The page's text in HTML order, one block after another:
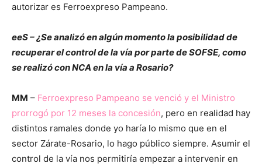
autorizar es Ferroexpreso Pampeano.
eeS – ¿Se analizó en algún momento la posibilidad de
recuperar el control de la vía por parte de SOFSE, como
se realizó con NCA en la vía a Rosario?
MM – Ferroexpreso Pampeano se venció y el Ministro
prorrogó por 12 meses la concesión, pero en realidad hay
distintos ramales donde yo haría lo mismo que en el
sector Zárate-Rosario, lo hago público siempre. Asumir el
control de la vía nos permitiría empezar a intervenir en